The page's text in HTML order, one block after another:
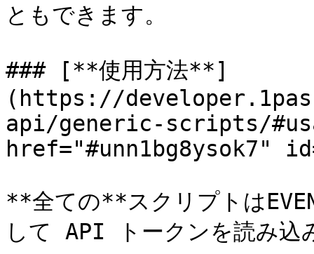
ともできます。
### [**使用方法**]
(https://
api/generic-scripts/
href="#unn1bg8ysok7"
**全ての**スクリプトは
して API トークンを読み込